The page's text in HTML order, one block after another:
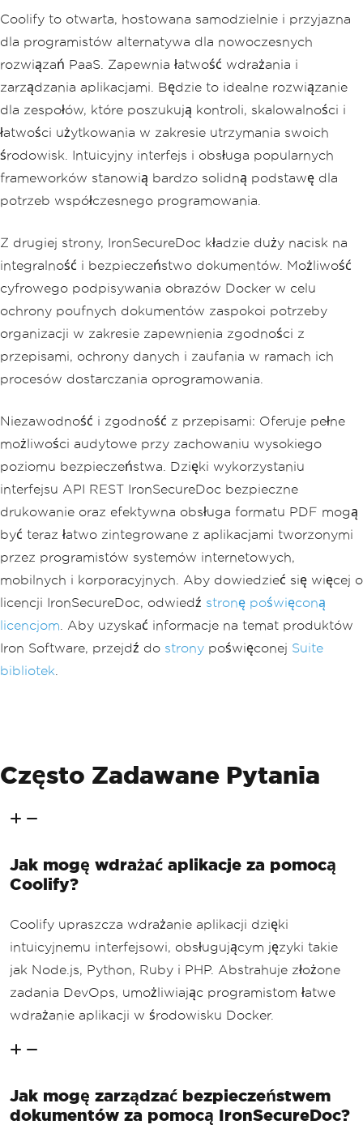
Coolify to otwarta, hostowana samodzielnie i przyjazna
dla programistów alternatywa dla nowoczesnych
rozwiązań PaaS. Zapewnia łatwość wdrażania i
zarządzania aplikacjami. Będzie to idealne rozwiązanie
dla zespołów, które poszukują kontroli, skalowalności i
łatwości użytkowania w zakresie utrzymania swoich
środowisk. Intuicyjny interfejs i obsługa popularnych
frameworków stanowią bardzo solidną podstawę dla
potrzeb współczesnego programowania.
Z drugiej strony, IronSecureDoc kładzie duży nacisk na
integralność i bezpieczeństwo dokumentów. Możliwość
cyfrowego podpisywania obrazów Docker w celu
ochrony poufnych dokumentów zaspokoi potrzeby
organizacji w zakresie zapewnienia zgodności z
przepisami, ochrony danych i zaufania w ramach ich
procesów dostarczania oprogramowania.
Niezawodność i zgodność z przepisami: Oferuje pełne
możliwości audytowe przy zachowaniu wysokiego
poziomu bezpieczeństwa. Dzięki wykorzystaniu
interfejsu API REST IronSecureDoc bezpieczne
drukowanie oraz efektywna obsługa formatu PDF mogą
być teraz łatwo zintegrowane z aplikacjami tworzonymi
przez programistów systemów internetowych,
mobilnych i korporacyjnych. Aby dowiedzieć się więcej o
licencji IronSecureDoc, odwiedź stronę poświęconą
licencjom . Aby uzyskać informacje na temat produktów
Iron Software, przejdź do strony poświęconej Suite
bibliotek
Często Zadawane Pytania
Jak mogę wdrażać aplikacje za pomocą
Coolify?
Coolify upraszcza wdrażanie aplikacji dzięki
intuicyjnemu interfejsowi, obsługującym języki takie
jak Node.js, Python, Ruby i PHP. Abstrahuje złożone
zadania DevOps, umożliwiając programistom łatwe
wdrażanie aplikacji w środowisku Docker.
Jak mogę zarządzać bezpieczeństwem
dokumentów za pomocą IronSecureDoc?